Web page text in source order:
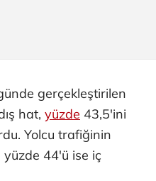
gerçekleştirilen
hat, yüzde 43,5'ini
Yolcu trafiğinin
yüzde 44'ü ise iç